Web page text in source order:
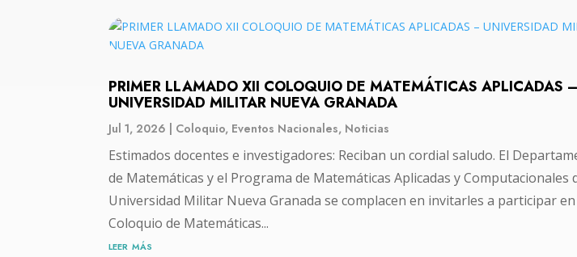
PRIMER LLAMADO XII COLOQUIO DE MATEMÁTICAS APLICADAS –
UNIVERSIDAD MILITAR NUEVA GRANADA
Jul 1, 2026 Coloquio, Eventos Nacionales, Noticias
Estimados docentes e investigadores: Reciban un cordial saludo. El
de Matemáticas y el Programa de Matemáticas Aplicadas y Computacionales
Universidad Militar Nueva Granada se complacen en invitarles a participar en
Coloquio de Matemáticas...
leer más